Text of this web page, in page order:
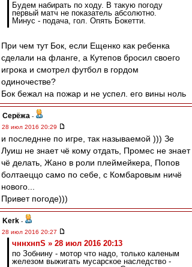
Будем набирать по ходу. В такую погоду
первый матч не показатель абсолютно.
Минус - подача, гол. Опять Бокетти.
При чем тут Бок, если Ещенко как ребенка
сделали на фланге, а Кутепов бросил своего
игрока и смотрел футбол в гордом
одиночестве?
Бок бежал на пожар и не успел. его вины ноль
Серёжа -
28 июл 2016 20:29
и последнне по игре, так называемой ))) Зе
Луиш не знает чё кому отдать, Промес не знает
чё делать, Жано в роли плеймейкера, Попов
болтаеццо само по себе, с Комбаровым ничё
нового...
Привет погоде)))
Kerk -
28 июл 2016 20:27
чннхнпS » 28 июл 2016 20:13
по Зобнину - мотор что надо, только каленым
железом выжигать мусарское наследство -